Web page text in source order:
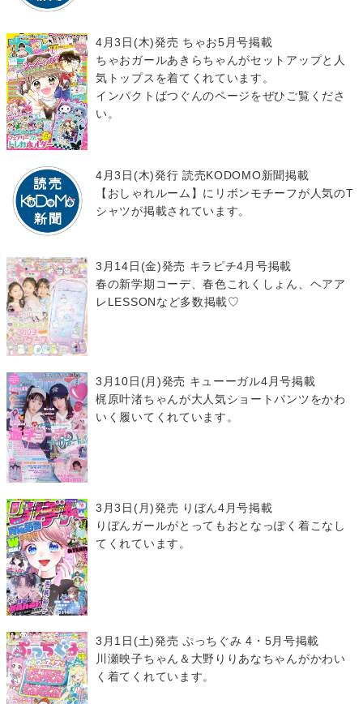
4月3日(木)発売 ちゃお5月号掲載
ちゃおガールあきらちゃんがセットアップと人
気トップスを着てくれています。
インパクトばつぐんのページをぜひご覧くださ
い。
4月3日(木)発行 読売KODOMO新聞掲載
【おしゃれルーム】にリボンモチーフが人気のT
シャツが掲載されています。
3月14日(金)発売 キラピチ4月号掲載
春の新学期コーデ、春色これくしょん、ヘアア
レLESSONなど多数掲載♡
3月10日(月)発売 キューーガル4月号掲載
梶原叶渚ちゃんが大人気ショートパンツをかわ
いく履いてくれています。
3月3日(月)発売 りぼん4月号掲載
りぼんガールがとってもおとなっぽく着こなし
てくれています。
3月1日(土)発売 ぷっちぐみ 4・5月号掲載
川瀬映子ちゃん＆大野りりあなちゃんがかわい
く着てくれています。